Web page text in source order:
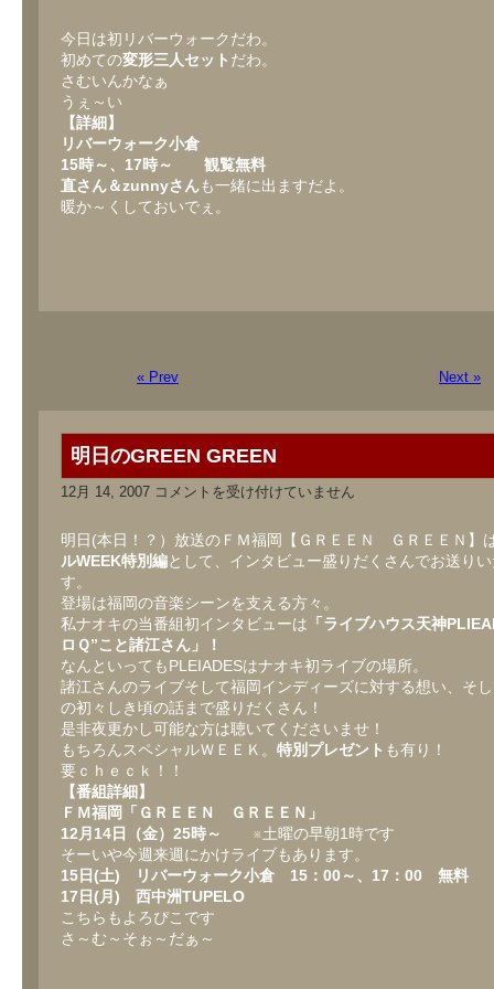
ー
は
今日は初リバーウォークだわ。
初めての変形三人セット だわ。
さむいんかなぁ
うぇ～い
【詳細】
リバーウォーク小倉
15時～、17時～ 観覧無料
直さん＆zunnyさんも一緒に出ますだよ。
暖か～くしておいでぇ。
« Prev Next »
明日のGREEN GREEN
12月 14, 2007 明
GREEN
GREEN
は
コメントを受け付けていません
明日(本日！？）放送のＦＭ福岡【ＧＲＥＥＮ ＧＲＥＥＮ】
ルWEEK特別編として、インタビュー盛りだくさんでお送り
す。
登場は福岡の音楽シーンを支える方々。
私ナオキの当番組初インタビューは 「ライブハウス天神
ロＱ”こと諸江さん」！
なんといってもPLEIADESはナオキ初ライブの場所。
諸江さんのライブそして福岡インディーズに対する想い、そ
の初々しき頃の話まで盛りだくさん！
是非夜更かし可能な方は聴いてくださいませ！
もちろんスペシャルＷＥＥＫ。 特別プレゼント も有り！
要ｃｈｅｃｋ！！
【番組詳細】
ＦＭ福岡「ＧＲＥＥＮ ＧＲＥＥＮ」
12月14日（金）25時～
※土曜の早朝1時です
そーいや今週来週にかけライブもあります。
15日(土) リバーウォーク小倉 15：00～、17：00 無料
17日(月) 西中洲TUPELO
こちらもよろぴこです
さ～む～そぉ～だぁ～